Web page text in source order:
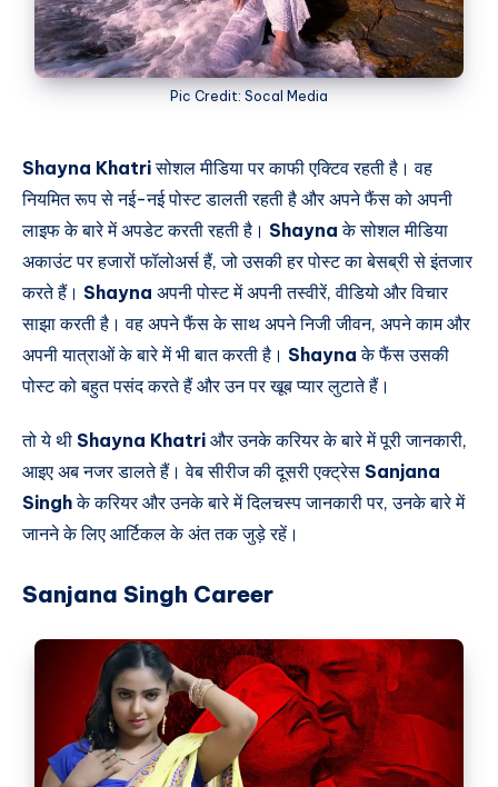
Pic Credit: Socal Media
Shayna Khatriसोशल मीडिया पर काफी एक्टिव रहती है। वह
नियमित रूप से नई-नई पोस्ट डालती रहती है और अपने फैंस को अपनी
लाइफ के बारे में अपडेट करती रहती है। Shayna के सोशल मीडिया
अकाउंट पर हजारों फॉलोअर्स हैं, जो उसकी हर पोस्ट का बेसब्री से इंतजार
करते हैं। Shayna अपनी पोस्ट में अपनी तस्वीरें, वीडियो और विचार
साझा करती है। वह अपने फैंस के साथ अपने निजी जीवन, अपने काम और
अपनी यात्राओं के बारे में भी बात करती है। Shayna के फैंस उसकी
पोस्ट को बहुत पसंद करते हैं और उन पर खूब प्यार लुटाते हैं।
तो ये थी Shayna Khatri और उनके करियर के बारे में पूरी जानकारी,
आइए अब नजर डालते हैं। वेब सीरीज की दूसरी एक्ट्रेस Sanjana
Singhके करियर और उनके बारे में दिलचस्प जानकारी पर, उनके बारे में
जानने के लिए आर्टिकल के अंत तक जुड़े रहें।
Sanjana Singh Career